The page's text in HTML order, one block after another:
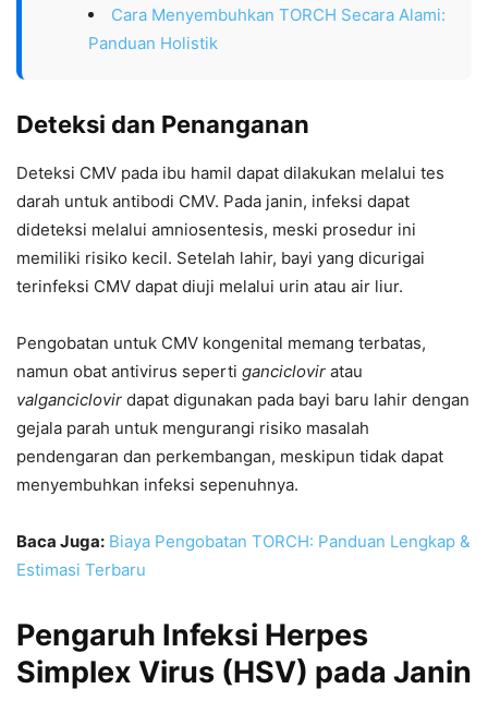
Cara Menyembuhkan TORCH Secara Alami:
Panduan Holistik
Deteksi dan Penanganan
Deteksi CMV pada ibu hamil dapat dilakukan melalui tes
darah untuk antibodi CMV. Pada janin, infeksi dapat
dideteksi melalui amniosentesis, meski prosedur ini
memiliki risiko kecil. Setelah lahir, bayi yang dicurigai
terinfeksi CMV dapat diuji melalui urin atau air liur.
Pengobatan untuk CMV kongenital memang terbatas,
namun obat antivirus seperti ganciclovir atau
valganciclovir dapat digunakan pada bayi baru lahir dengan
gejala parah untuk mengurangi risiko masalah
pendengaran dan perkembangan, meskipun tidak dapat
menyembuhkan infeksi sepenuhnya.
Baca Juga: Biaya Pengobatan TORCH: Panduan Lengkap &
Estimasi Terbaru
Pengaruh Infeksi Herpes
Simplex Virus (HSV) pada Janin